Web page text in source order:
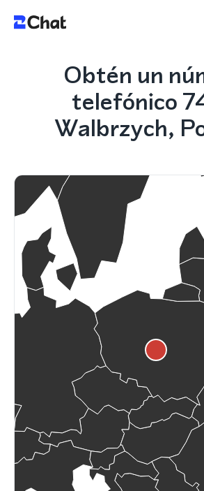
Obtén un
telefónico
Walbrzych,